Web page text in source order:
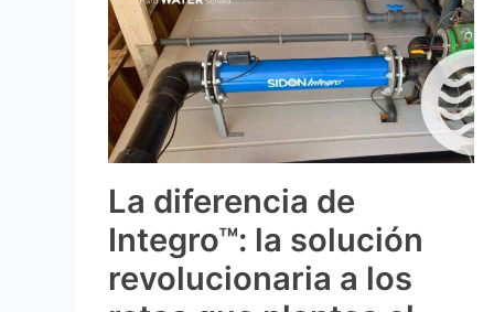
La diferencia de
Integro™: la solución
revolucionaria a los